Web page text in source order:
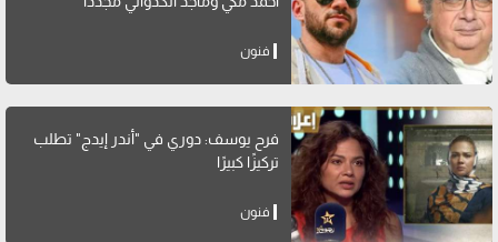
فنون
فرح يوسف: دوري في "أندر إيدج" تطلب
تركيزًا كبيرًا
فنون